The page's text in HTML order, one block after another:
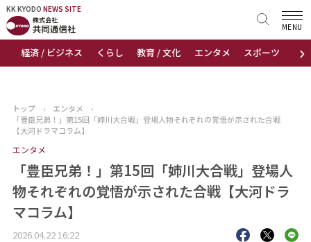
KK KYODO NEWS SITE
›
経済 / ビジネス くらし 教育 / 文化 エンタメ スポーツ 地域
MENU
KK KYODONEWS SITE
トップページ
ニュース
おすすめコンテンツ
出版物
会社概要
トップ › エンタメ
›
「豊臣兄弟！」第15回「姉川大合戦」登場人物それぞれの覚悟が示された合戦
【大河ドラマコラム】
エンタメ
「豊臣兄弟！」第15回「姉川大合戦」登場人
物それぞれの覚悟が示された合戦【大河ドラ
マコラム】
2026.04.22 16:22